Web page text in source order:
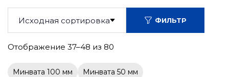
ФИЛЬТР
Отображение 37–48 из 80
Минвата 100 мм
Минвата 50 мм